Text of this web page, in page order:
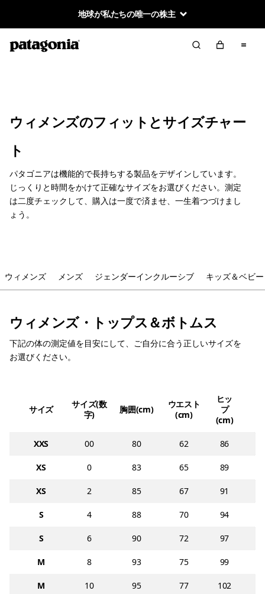
地球が私たちの唯一の株主
ウィメンズのフィットとサイズチャー
ト
パタゴニアは機能的で長持ちする製品をデザインしています。
じっくりと時間をかけて正確なサイズをお選びください。測定
は二度チェックして、購入は一度で済ませ、一生着つづけまし
ょう。
ウィメンズ メンズ ジェンダーインクルーシブ キッズ＆ベビー
ウィメンズ・トップス＆ボトムス
下記の体の測定値を目安にして、ご自分に合う正しいサイズを
お選びください。
サイズ
サイズ(数
字)
胸囲(cm)
ウエスト
(cm)
ヒッ
プ
(cm)
XXS 00 80 62 86
XS 0 83 65 89
XS 2 85 67 91
S 4 88 70 94
S 6 90 72 97
M 8 93 75 99
M 10 95 77 102